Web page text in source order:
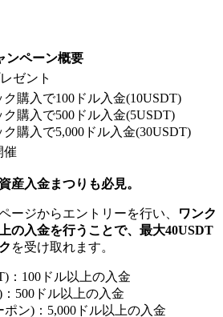
ンペーン概要
ゼント
購入で100ドル入金(10USDT)
購入で500ドル入金(5USDT)
購入で5,000ドル入金(30USDT)
催
産入金まつりも必見。
ージからエントリーを行い、
ワンク
の入金を行うことで、最大40USDT
を受け取れます。
：100ドル以上の入金
500ドル以上の入金
ン)：5,000ドル以上の入金